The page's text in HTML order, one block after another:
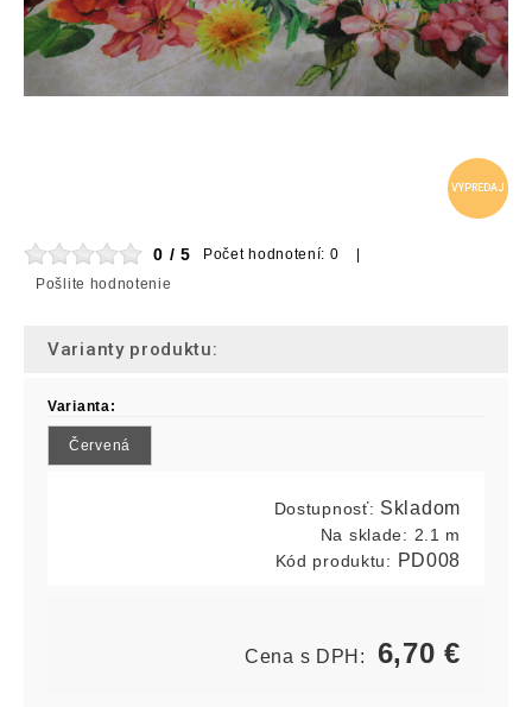
VÝPREDAJ
0 / 5
Počet hodnotení: 0 |
Pošlite hodnotenie
Varianty produktu:
Varianta:
Červená
Dostupnosť: Skladom
Na sklade: 2.1 m
Kód produktu: PD008
Cena s DPH: 6,70€